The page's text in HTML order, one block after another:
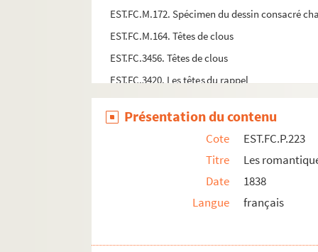
EST.FC.M.172. Spécimen du dessin consacré
EST.FC.M.164. Têtes de clous
EST.FC.3456. Têtes de clous
EST.FC.3420. Les têtes du rappel
EST.FC.3170. Le tombeau de la famille Hugo,
EST.FC.3171. Le tombeau de la famille Hugo,
EST.FC.3340. Tombeau de Victor Hugo, au
EST.FC.P.229. Une tragédienne jouant une
EST.FC.3403. Triomphe de Colfavru
EST.FC.P.232. Le Triomphe du Naturalisme
Présentation du contenu
Cote
EST.FC.P.223
Titre
Les
Date
1838
Langue
français